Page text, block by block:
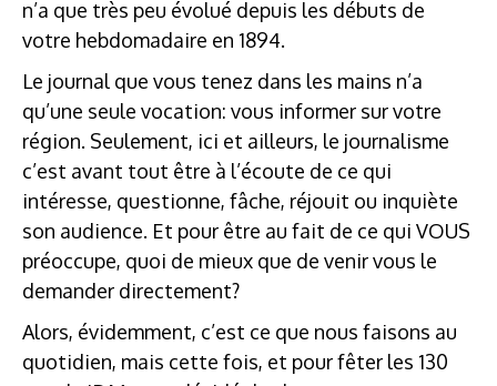
n’a que très peu évolué depuis les débuts de
votre hebdomadaire en 1894.
Le journal que vous tenez dans les mains n’a
qu’une seule vocation: vous informer sur votre
région. Seulement, ici et ailleurs, le journalisme
c’est avant tout être à l’écoute de ce qui
intéresse, questionne, fâche, réjouit ou inquiète
son audience. Et pour être au fait de ce qui VOUS
préoccupe, quoi de mieux que de venir vous le
demander directement?
Alors, évidemment, c’est ce que nous faisons au
quotidien, mais cette fois, et pour fêter les 130